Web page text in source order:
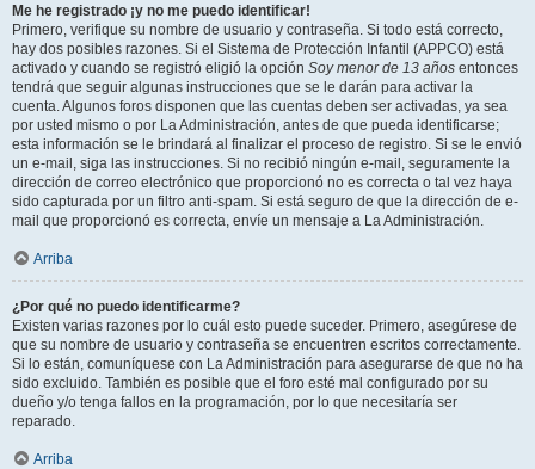
Me he registrado ¡y no me puedo identificar!
Primero, verifique su nombre de usuario y contraseña. Si todo está correcto,
hay dos posibles razones. Si el Sistema de Protección Infantil (APPCO) está
activado y cuando se registró eligió la opción Soy menor de 13 años entonces
tendrá que seguir algunas instrucciones que se le darán para activar la
cuenta. Algunos foros disponen que las cuentas deben ser activadas, ya sea
por usted mismo o por La Administración, antes de que pueda identificarse;
esta información se le brindará al finalizar el proceso de registro. Si se le envió
un e-mail, siga las instrucciones. Si no recibió ningún e-mail, seguramente la
dirección de correo electrónico que proporcionó no es correcta o tal vez haya
sido capturada por un filtro anti-spam. Si está seguro de que la dirección de e-
mail que proporcionó es correcta, envíe un mensaje a La Administración.
Arriba
¿Por qué no puedo identificarme?
Existen varias razones por lo cuál esto puede suceder. Primero, asegúrese de
que su nombre de usuario y contraseña se encuentren escritos correctamente.
Si lo están, comuníquese con La Administración para asegurarse de que no ha
sido excluido. También es posible que el foro esté mal configurado por su
dueño y/o tenga fallos en la programación, por lo que necesitaría ser
reparado.
Arriba